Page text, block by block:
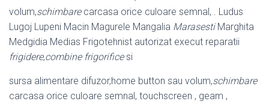
volum,schimbarecarcasa orice culoare semnal, . Ludus
Lugoj Lupeni Macin Magurele Mangalia MarasestiMarghita
Medgidia Medias Frigotehnist autorizat execut reparatii
frigidere,combine frigorificesi
sursa alimentare difuzor,home button sau volum,schimbare
carcasa orice culoare semnal, touchscreen , geam ,